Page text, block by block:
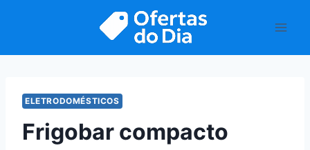
ELETRODOMÉSTICOS
Frigobar compacto